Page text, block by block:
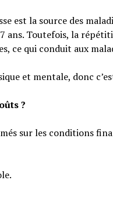
est la source des
Toutefois, la
ce qui conduit aux
et mentale, donc
?
sur les conditions